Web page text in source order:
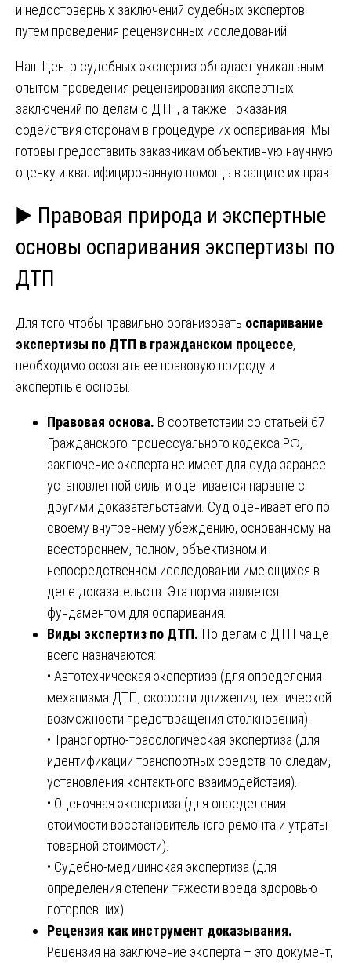
и недостоверных заключений судебных экспертов
путем проведения рецензионных исследований.
Наш Центр судебных экспертиз обладает уникальным
опытом проведения рецензирования экспертных
заключений по делам о ДТП, а также оказания
содействия сторонам в процедуре их оспаривания. Мы
готовы предоставить заказчикам объективную научную
оценку и квалифицированную помощь в защите их прав.
▶️ Правовая природа и экспертные
основы оспаривания экспертизы по
ДТП
Для того чтобы правильно организовать оспаривание
экспертизы по ДТП в гражданском процессе,
необходимо осознать ее правовую природу и
экспертные основы.
Правовая основа. В соответствии со статьей 67
Гражданского процессуального кодекса РФ,
заключение эксперта не имеет для суда заранее
установленной силы и оценивается наравне с
другими доказательствами. Суд оценивает его по
своему внутреннему убеждению, основанному на
всестороннем, полном, объективном и
непосредственном исследовании имеющихся в
деле доказательств. Эта норма является
фундаментом для оспаривания.
Виды экспертиз по ДТП. По делам о ДТП чаще
всего назначаются:
• Автотехническая экспертиза (для определения
механизма ДТП, скорости движения, технической
возможности предотвращения столкновения).
• Транспортно-трасологическая экспертиза (для
идентификации транспортных средств по следам,
установления контактного взаимодействия).
• Оценочная экспертиза (для определения
стоимости восстановительного ремонта и утраты
товарной стоимости).
• Судебно-медицинская экспертиза (для
определения степени тяжести вреда здоровью
потерпевших).
Рецензия как инструмент доказывания.
Рецензия на заключение эксперта – это документ,